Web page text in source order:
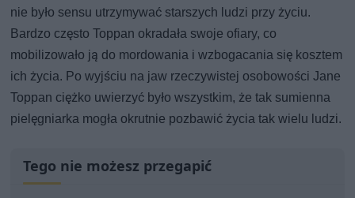
nie było sensu utrzymywać starszych ludzi przy życiu.
Bardzo często Toppan okradała swoje ofiary, co
mobilizowało ją do mordowania i wzbogacania się kosztem
ich życia. Po wyjściu na jaw rzeczywistej osobowości Jane
Toppan ciężko uwierzyć było wszystkim, że tak sumienna
pielęgniarka mogła okrutnie pozbawić życia tak wielu ludzi.
Tego nie możesz przegapić